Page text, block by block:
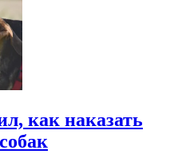
как наказать